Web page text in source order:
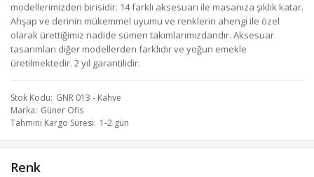
modellerimizden birisidir. 14 farklı aksesuarı ile masanıza şıklık katar.
Ahşap ve derinin mükemmel uyumu ve renklerin ahengi ile özel
olarak ürettiğimiz nadide sümen takımlarımızdandır. Aksesuar
tasarımları diğer modellerden farklıdır ve yoğun emekle
üretilmektedir. 2 yıl garantilidir.
Stok Kodu GNR 013 - Kahve
Marka Güner Ofis
Tahmini Kargo Süresi 1-2 gün
Renk